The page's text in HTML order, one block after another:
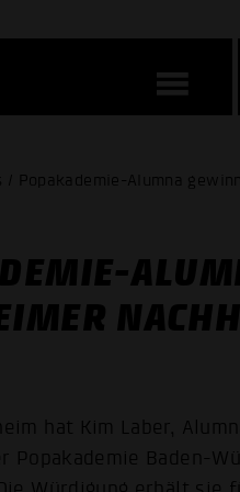
/ Popakademie-Alumna
hat Kim Laber,
Popakademie Baden-